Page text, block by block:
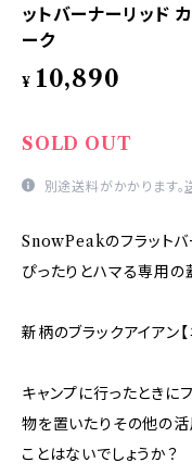
ットバーナーリッド
ーク
¥ 10,890
SOLD OUT
別途送料がかかります。
SnowPeakのフラット
ぴったりとハマる専用の
新柄のブラックアイアン
キャンプに行ったときに
物を置いたりその他の
ことはないでしょうか？